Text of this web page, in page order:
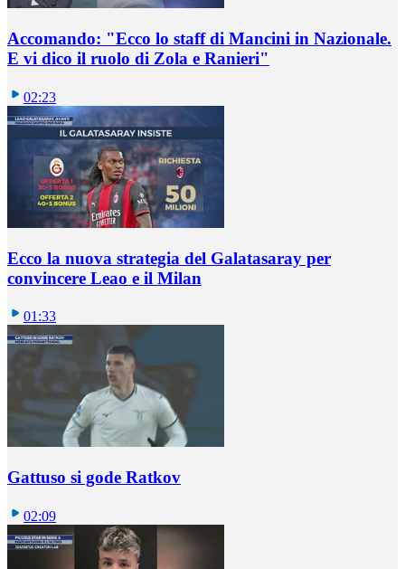
Accomando: "Ecco lo staff di Mancini in Nazionale.
E vi dico il ruolo di Zola e Ranieri"
02:23
Ecco la nuova strategia del Galatasaray per
convincere Leao e il Milan
01:33
Gattuso si gode Ratkov
02:09